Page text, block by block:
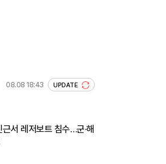
08.08 18:43 UPDATE
서 레저보트 침수…군·해